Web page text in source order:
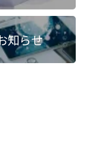
知らせ